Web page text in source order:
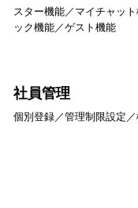
スター機能／マイチャッ
ック機能／ゲスト機能
社員管理
個別登録／管理制限設定